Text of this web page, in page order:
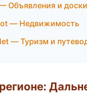
Объявления и доски
— Недвижимость
— Туризм и